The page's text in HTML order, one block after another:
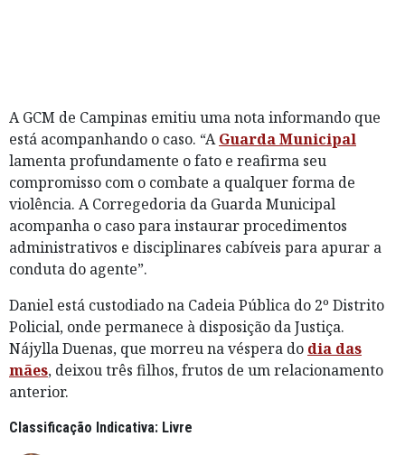
A GCM de Campinas emitiu uma nota informando que
está acompanhando o caso. “AGuarda Municipal
lamenta profundamente o fato e reafirma seu
compromisso com o combate a qualquer forma de
violência. A Corregedoria da Guarda Municipal
acompanha o caso para instaurar procedimentos
administrativos e disciplinares cabíveis para apurar a
conduta do agente”.
Daniel está custodiado na Cadeia Pública do 2º Distrito
Policial, onde permanece à disposição da Justiça.
Nájylla Duenas, que morreu na véspera do dia das
mães, deixou três filhos, frutos de um relacionamento
anterior.
Classificação Indicativa: Livre